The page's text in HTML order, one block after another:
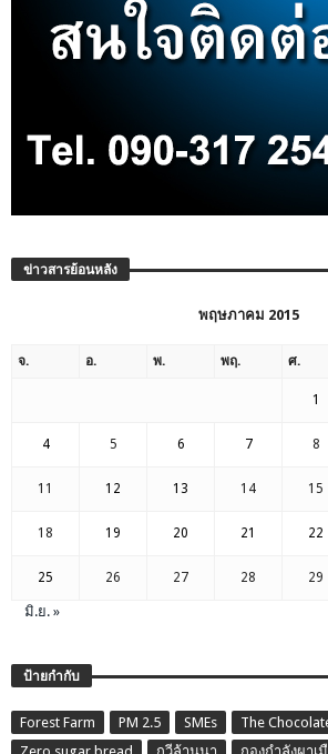
ข่าวสารย้อนหลัง
พฤษภาคม 2015
จ. อ. พ. พฤ. ศ.
1
4 5 6 7 8
11 12 13 14 15
18 19 20 21 22
25 26 27 28 29
มิ.ย. »
ป้ายกำกับ
Forest Farm PM 2.5 SMEs
The